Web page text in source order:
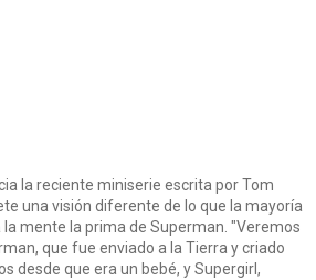
la reciente miniserie escrita por Tom
una visión diferente de lo que la mayoría
la mente la prima de Superman. "Veremos
que fue enviado a la Tierra y criado
desde que era un bebé, y Supergirl,